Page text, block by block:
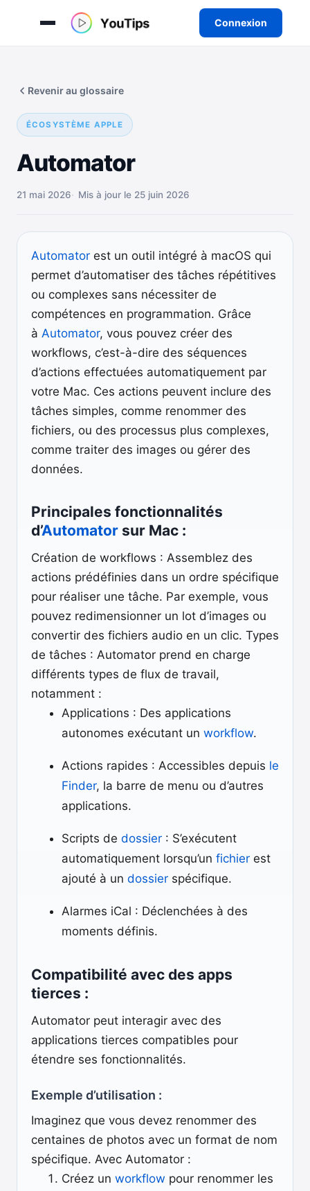
Connexion
contenu
ÉCOSYSTÈME APPLE
Automator
Revenir au glossaire
21 mai 2026 Mis à jour le 25 juin 2026
Automator est un outil intégré à macOS qui
permet d’automatiser des tâches répétitives
ou complexes sans nécessiter de
compétences en programmation. Grâce
à Automator, vous pouvez créer des
workflows, c’est-à-dire des séquences
d’actions effectuées automatiquement par
votre Mac. Ces actions peuvent inclure des
tâches simples, comme renommer des
fichiers, ou des processus plus complexes,
comme traiter des images ou gérer des
données.
Principales fonctionnalités
d’Automator sur Mac :
Création de workflows : Assemblez des
actions prédéfinies dans un ordre spécifique
pour réaliser une tâche. Par exemple, vous
pouvez redimensionner un lot d’images ou
convertir des fichiers audio en un clic. Types
de tâches : Automator prend en charge
différents types de flux de travail,
notamment :
Applications : Des applications
autonomes exécutant un workflow.
Actions rapides : Accessibles depuis le
Finder, la barre de menu ou d’autres
applications.
Scripts de dossier : S’exécutent
automatiquement lorsqu’un fichier est
ajouté à un dossier spécifique.
Alarmes iCal : Déclenchées à des
moments définis.
Compatibilité avec des apps
tierces :
Automator peut interagir avec des
applications tierces compatibles pour
étendre ses fonctionnalités.
Exemple d’utilisation :
Imaginez que vous devez renommer des
centaines de photos avec un format de nom
spécifique. Avec Automator :
Créez un workflow pour renommer les